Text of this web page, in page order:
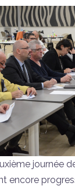
journée
encore